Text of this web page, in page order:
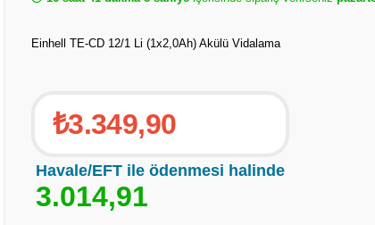
Einhell TE-CD 12/1 Li (1x2,0Ah) Akülü Vidalama
₺3.349,90
Havale/EFT ile ödenmesi halinde
3.014,91